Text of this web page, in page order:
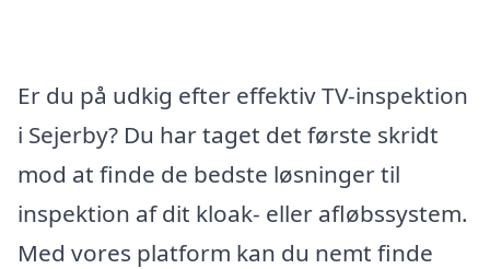
Er du på udkig efter effektiv TV-inspektion
i Sejerby? Du har taget det første skridt
mod at finde de bedste løsninger til
inspektion af dit kloak- eller afløbssystem.
Med vores platform kan du nemt finde